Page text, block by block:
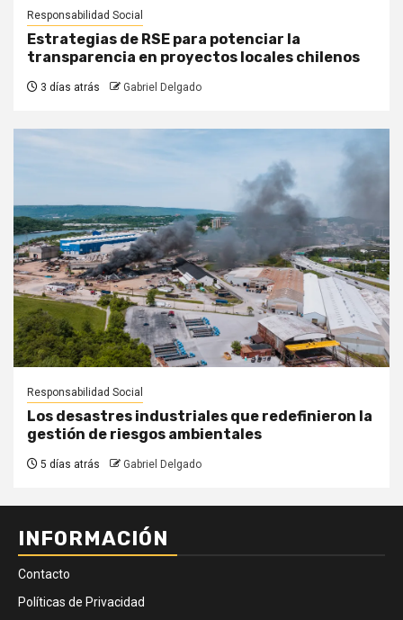
Responsabilidad Social
Estrategias de RSE para potenciar la
transparencia en proyectos locales chilenos
3 días atrás Gabriel Delgado
Responsabilidad Social
Los desastres industriales que redefinieron la
gestión de riesgos ambientales
5 días atrás Gabriel Delgado
INFORMACIÓN
Contacto
Políticas de Privacidad